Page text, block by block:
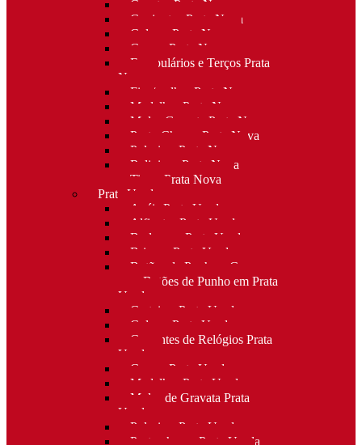
Canetas Prata Nova
Conjuntos Prata Nova
Colares Prata Nova
Cruzes Prata Nova
Escapulários e Terços Prata
Nova
Fios/malhas Prata Nova
Medalhas Prata Nova
Molas Gravata Prata Nova
Porta-Chaves Prata Nova
Pulseiras Prata Nova
Religioso Prata Nova
Tiaras Prata Nova
Prata Usada
Anéis Prata Usada
Alfinetes Prata Usada
Berloques Prata Usada
Brincos Prata Usada
Botões de Punho e Capas
para Botões de Punho em Prata
Usada
Carteiras Prata Usada
Colares Prata Usada
Correntes de Relógios Prata
Usada
Cruzes Prata Usada
Medalhas Prata Usada
Molas de Gravata Prata
Usada
Pulseiras Prata Usada
Porta-chaves Prata Usada